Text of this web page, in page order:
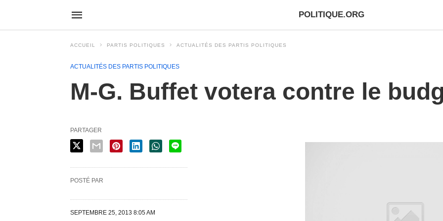
POLITIQUE.ORG
ACCUEIL PARTIS POLITIQUES ACTUALITÉS DES PARTIS POLITIQUES
ACTUALITÉS DES PARTIS POLITIQUES
M-G. Buffet votera contre le
PARTAGER
POSTÉ PAR
SEPTEMBRE 25, 2013 8:05 AM